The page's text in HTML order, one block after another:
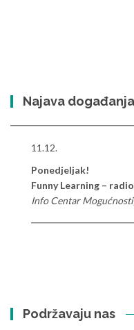
Najava događanja
11.12.
Ponedjeljak!
Funny Learning –
Info Centar
Podržavaju nas